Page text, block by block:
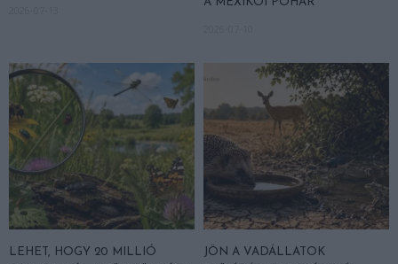
A MEXIKÓI POHÁR
LEHET, HOGY 20 MILLIÓ
JÖN A VADÁLLATOK